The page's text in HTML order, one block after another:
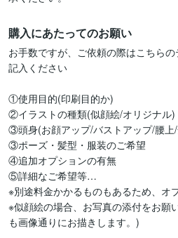
購入にあたってのお願い
お手数ですが、ご依頼の際はこちら
記入ください
①使用目的(印刷目的か)
②イラストの種類(似顔絵/オリジナル)
③頭身(お顔アップ/バストアップ/腰上
③ポーズ・髪型・服装のご希望
④追加オプションの有無
⑤詳細なご希望等…
※別途料金かかるものもあるため、オ
※似顔絵の場合、お写真の添付をお願
も画像通りにお描きします。)